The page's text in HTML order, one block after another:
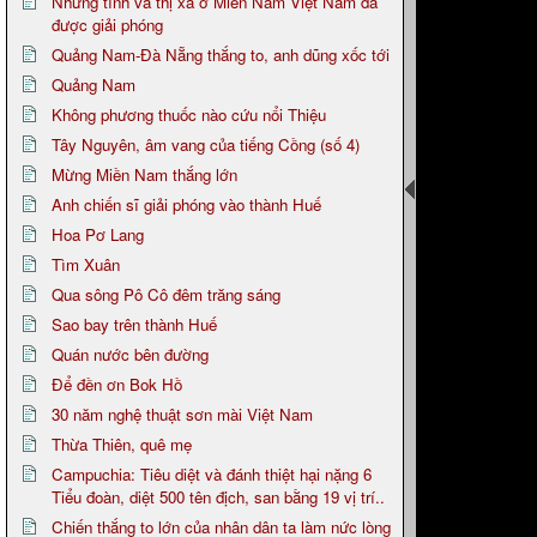
được giải phóng
Quảng Nam-Đà Nẵng thắng to, anh dũng xốc tới
Quảng Nam
Không phương thuốc nào cứu nổi Thiệu
Tây Nguyên, âm vang của tiếng Cồng (số 4)
Mừng Miền Nam thắng lớn
Anh chiến sĩ giải phóng vào thành Huế
Hoa Pơ Lang
Tìm Xuân
Qua sông Pô Cô đêm trăng sáng
Sao bay trên thành Huế
Quán nước bên đường
Để đền ơn Bok Hồ
30 năm nghệ thuật sơn mài Việt Nam
Thừa Thiên, quê mẹ
Campuchia: Tiêu diệt và đánh thiệt hại nặng 6
Tiểu đoàn, diệt 500 tên địch, san bằng 19 vị trí..
Chiến thắng to lớn của nhân dân ta làm nức lòng